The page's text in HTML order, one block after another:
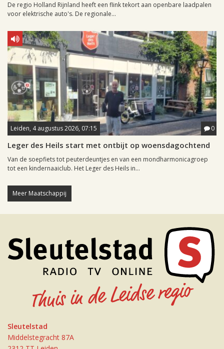
De regio Holland Rijnland heeft een flink tekort aan openbare laadpalen
voor elektrische auto's. De regionale...
Leiden, 4 augustus 2026, 07:15 0
Leger des Heils start met ontbijt op woensdagochtend
Van de soepfiets tot peuterdeuntjes en van een mondharmonicagroep
tot een kindernaaiclub. Het Leger des Heils in...
Meer Maatschappij
Sleutelstad
Middelstegracht 87A